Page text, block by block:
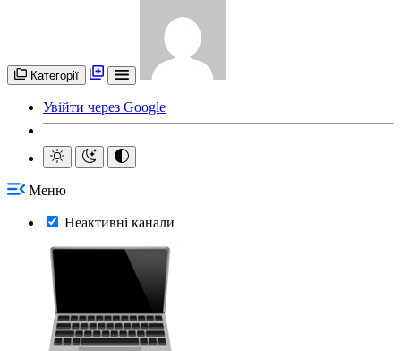
Категорії
Увійти через Google
Меню
Неактивні канали